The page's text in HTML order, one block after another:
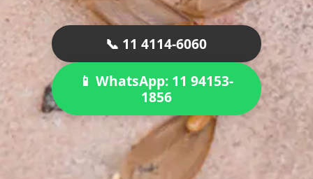
📞 11 4114-6060
📱 WhatsApp: 11 94153-
1856